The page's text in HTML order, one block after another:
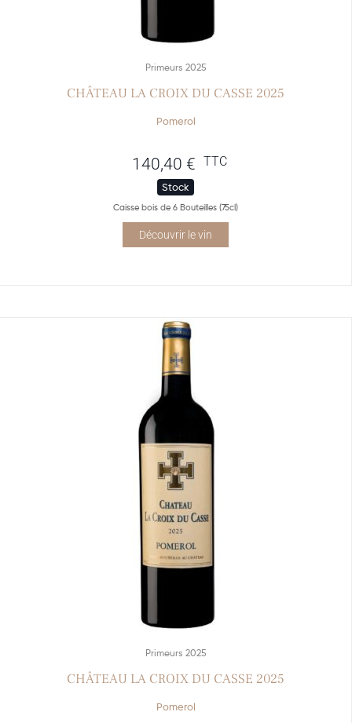
Primeurs 2025
CHÂTEAU LA CROIX DU CASSE 2025
Pomerol
140,40 € TTC
Stock
Caisse bois de 6 Bouteilles (75cl)
Découvrir le vin
Primeurs 2025
CHÂTEAU LA CROIX DU CASSE 2025
Pomerol